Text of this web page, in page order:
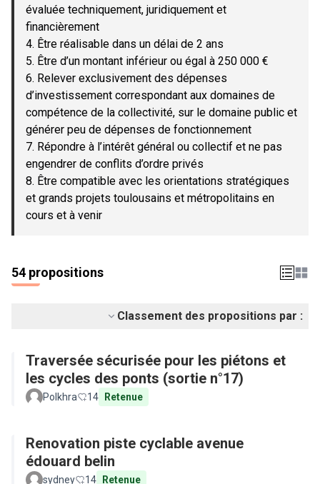
évaluée techniquement, juridiquement et
financièrement
4. Être réalisable dans un délai de 2 ans
5. Être d’un montant inférieur ou égal à 250 000 €
6. Relever exclusivement des dépenses
d’investissement correspondant aux domaines de
compétence de la collectivité, sur le domaine public et
générer peu de dépenses de fonctionnement
7. Répondre à l’intérêt général ou collectif et ne pas
engendrer de conflits d’ordre privés
8. Être compatible avec les orientations stratégiques
et grands projets toulousains et métropolitains en
cours et à venir
54 propositions
Classement des propositions par :
Traversée sécurisée pour les piétons et
les cycles des ponts (sortie n°17)
Polkhra 14 Retenue
Renovation piste cyclable avenue
édouard belin
sydney 14 Retenue